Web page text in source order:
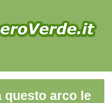
questo arco le